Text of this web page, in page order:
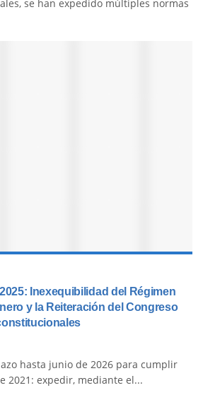
se han expedido múltiples normas
Inexequibilidad del Régimen
y la Reiteración del Congreso
hasta junio de 2026 para cumplir
2021: expedir, mediante el...